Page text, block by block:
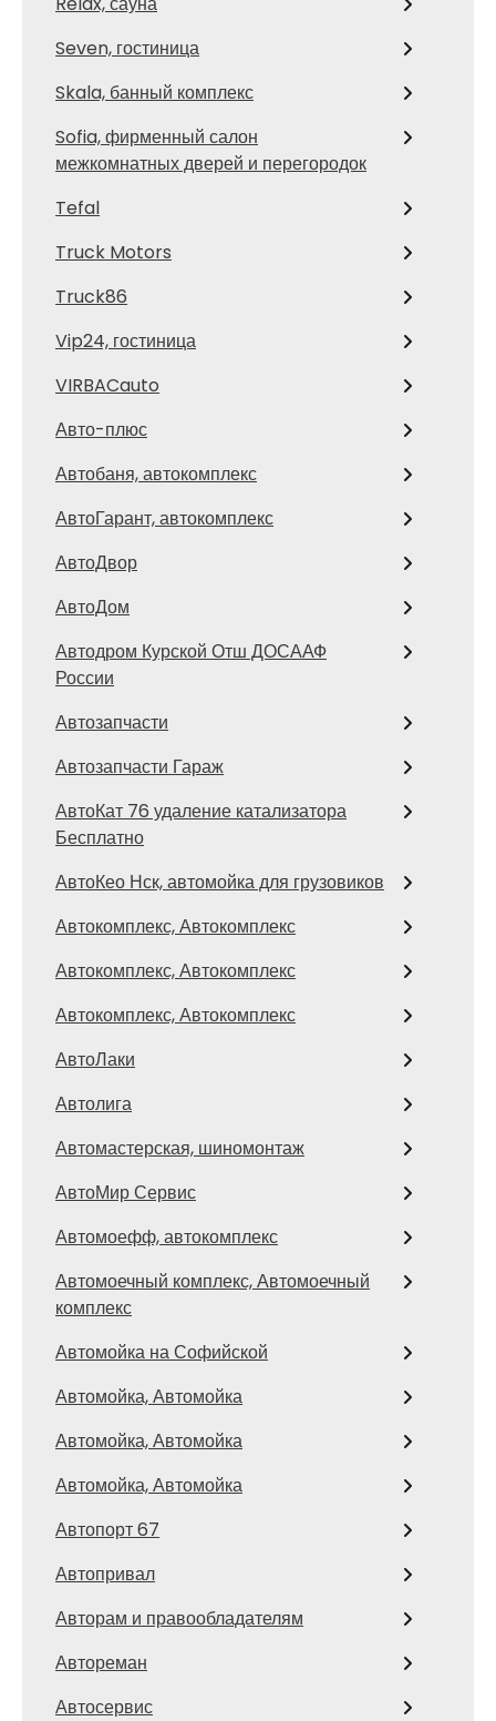
Seven, гостиница
Skala, банный комплекс
Sofia, фирменный салон
межкомнатных дверей и перегородок
Tefal
Truck Motors
Truck86
Vip24, гостиница
VIRBACauto
Авто-плюс
Автобаня, автокомплекс
АвтоГарант, автокомплекс
АвтоДвор
АвтоДом
Автодром Курской Отш ДОСААФ
России
Автозапчасти
Автозапчасти Гараж
АвтоКат 76 удаление катализатора
Бесплатно
АвтоКео Нск, автомойка для грузовиков
Автокомплекс, Автокомплекс
Автокомплекс, Автокомплекс
Автокомплекс, Автокомплекс
АвтоЛаки
Автолига
Автомастерская, шиномонтаж
АвтоМир Сервис
Автомоефф, автокомплекс
Автомоечный комплекс, Автомоечный
комплекс
Автомойка на Софийской
Автомойка, Автомойка
Автомойка, Автомойка
Автомойка, Автомойка
Автопорт 67
Автопривал
Авторам и правообладателям
Автореман
Автосервис